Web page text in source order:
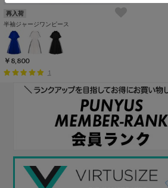
再入荷
半袖ジャージワンピース
￥8,800
1